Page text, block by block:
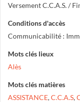
Versement C.C.A.S. /
Conditions d'accès
Communicabilité :
Mots clés lieux
Alès
Mots clés matières
ASSISTANCE,C.C.A.S,